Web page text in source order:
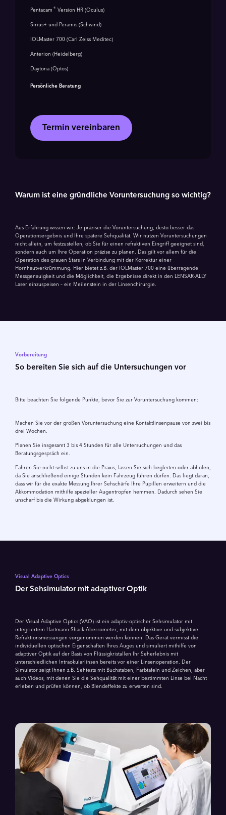
Pentacam ® Version HR (Oculus)
Sirius+ und Peramis (Schwind)
IOLMaster 700 (Carl Zeiss Meditec)
Anterion (Heidelberg)
Daytona (Optos)
Persönliche Beratung
Termin vereinbaren
Warum ist eine gründliche Voruntersuchung so wichtig?
Aus Erfahrung wissen wir: Je präziser die Voruntersuchung, desto besser das
Operationsergebnis und Ihre spätere Sehqualität. Wir nutzen Voruntersuchungen
nicht allein, um festzustellen, ob Sie für einen refraktiven Eingriff geeignet sind,
sondern auch um Ihre Operation präzise zu planen. Das gilt vor allem für die
Operation des grauen Stars in Verbindung mit der Korrektur einer
Hornhautverkrümmung. Hier bietet z.B. der IOLMaster 700 eine überragende
Messgenauigkeit und die Möglichkeit, die Ergebnisse direkt in den LENSAR-ALLY
Laser einzuspeisen – ein Meilenstein in der Linsenchirurgie.
Vorbereitung
So bereiten Sie sich auf die Untersuchungen vor
Bitte beachten Sie folgende Punkte, bevor Sie zur Voruntersuchung kommen:
Machen Sie vor der großen Voruntersuchung eine Kontaktlinsenpause von zwei bis
drei Wochen.
Planen Sie insgesamt 3 bis 4 Stunden für alle Untersuchungen und das
Beratungsgespräch ein.
Fahren Sie nicht selbst zu uns in die Praxis, lassen Sie sich begleiten oder abholen,
da Sie anschließend einige Stunden kein Fahrzeug führen dürfen. Das liegt daran,
dass wir für die exakte Messung Ihrer Sehschärfe Ihre Pupillen erweitern und die
Akkommodation mithilfe spezieller Augentropfen hemmen. Dadurch sehen Sie
unscharf bis die Wirkung abgeklungen ist.
Visual Adaptive Optics
Der Sehsimulator mit adaptiver Optik
Der Visual Adaptive Optics (VAO) ist ein adaptiv-optischer Sehsimulator mit
integriertem Hartmann-Shack-Aberrometer, mit dem objektive und subjektive
Refraktionsmessungen vorgenommen werden können. Das Gerät vermisst die
individuellen optischen Eigenschaften Ihres Auges und simuliert mithilfe von
adaptiver Optik auf der Basis von Flüssigkristallen Ihr Seherlebnis mit
unterschiedlichen Intraokularlinsen bereits vor einer Linsenoperation. Der
Simulator zeigt Ihnen z.B. Sehtests mit Buchstaben, Farbtafeln und Zeichen, aber
auch Videos, mit denen Sie die Sehqualität mit einer bestimmten Linse bei Nacht
erleben und prüfen können, ob Blendeffekte zu erwarten sind.